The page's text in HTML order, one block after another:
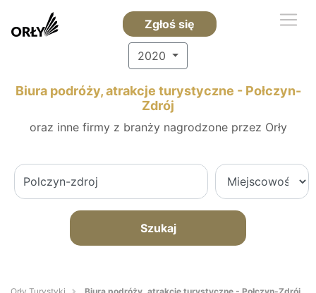
Zgłoś się
2020
Biura podróży, atrakcje turystyczne - Połczyn-
Zdrój
oraz inne firmy z branży nagrodzone przez Orły
Szukaj